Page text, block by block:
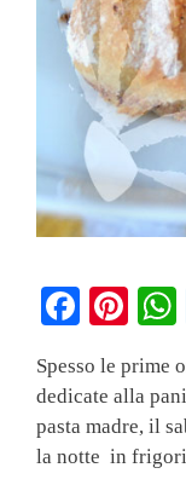
Fa
bo
ok
Pi
er
es
t
Spesso le prime
dedicate alla
pasta madre, il
la notte in